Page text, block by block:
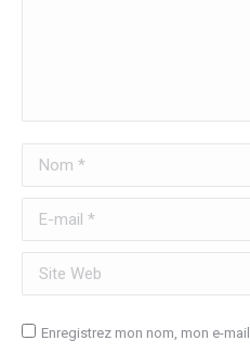
Nom *
E-mail *
Site Web
Enregistrez mon nom, mon e-